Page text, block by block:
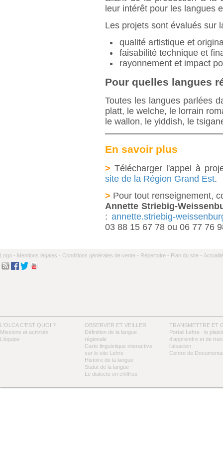
leur intérêt pour les langues
Les projets sont évalués sur
qualité artistique et
faisabilité technique et
rayonnement et impact
Pour quelles langues
Toutes les langues parlées
platt, le welche, le lorrain
le wallon, le yiddish, le
En savoir plus
> Télécharger l'appel à
site de la Région Grand Est.
> Pour tout renseignement,
Annette Striebig-
:annette.striebig-
03 88 15 67 78 ou 06 77 76
Logo - Mentions légales - Conditions générales de vente - Répertoire - Plan du site -
L'OLCA C'EST QUOI ?
Missions et activités
L’équipe
OBSERVER ET VEILLER
Définition de la langue
régionale
Carte linguistique interactive
sur le site Lehre
Histoire de la langue
Statut de la langue
Le dialecte en chiffres
TRANSMETTRE ET
Portail Lehre : le plaisir
d’apprendre et de
l’alsacien
Centre de